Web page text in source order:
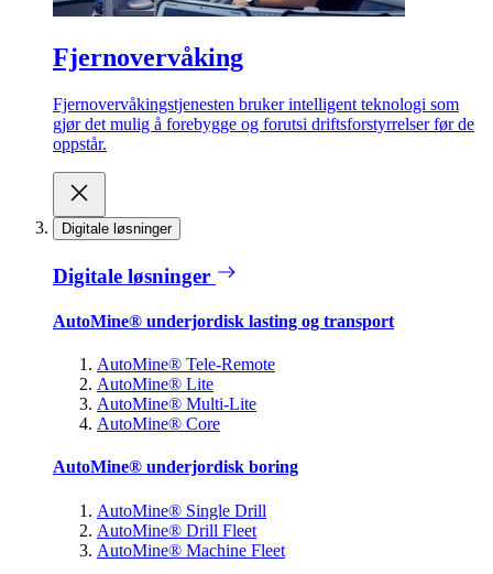
Fjernovervåking
Fjernovervåkingstjenesten bruker intelligent teknologi som
gjør det mulig å forebygge og forutsi driftsforstyrrelser før de
oppstår.
Digitale løsninger
Digitale løsninger
AutoMine® underjordisk lasting og transport
AutoMine® Tele-Remote
AutoMine® Lite
AutoMine® Multi-Lite
AutoMine® Core
AutoMine® underjordisk boring
AutoMine® Single Drill
AutoMine® Drill Fleet
AutoMine® Machine Fleet